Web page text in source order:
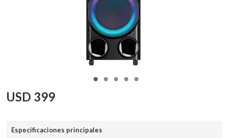
USD 399
Especificaciones principales